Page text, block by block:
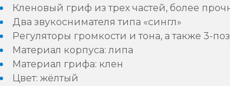
Кленовый гриф из трех частей, более
Два звукоснимателя типа «сингл»
Регуляторы громкости и тона, а также 3-
Материал корпуса: липа
Материал грифа: клен
Цвет: жёлтый